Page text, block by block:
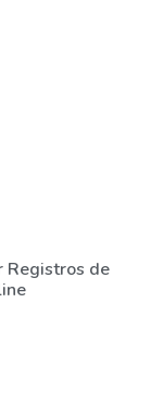
Registros de